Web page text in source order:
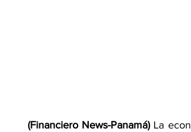
(Financiero News-Panamá) La